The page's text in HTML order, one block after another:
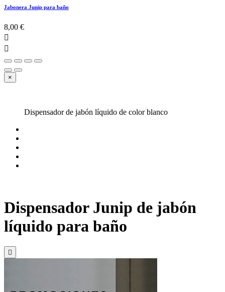
Jabonera Junip para baño
8,00 €


×
Dispensador de jabón líquido de color blanco
Dispensador Junip de jabón
líquido para baño
